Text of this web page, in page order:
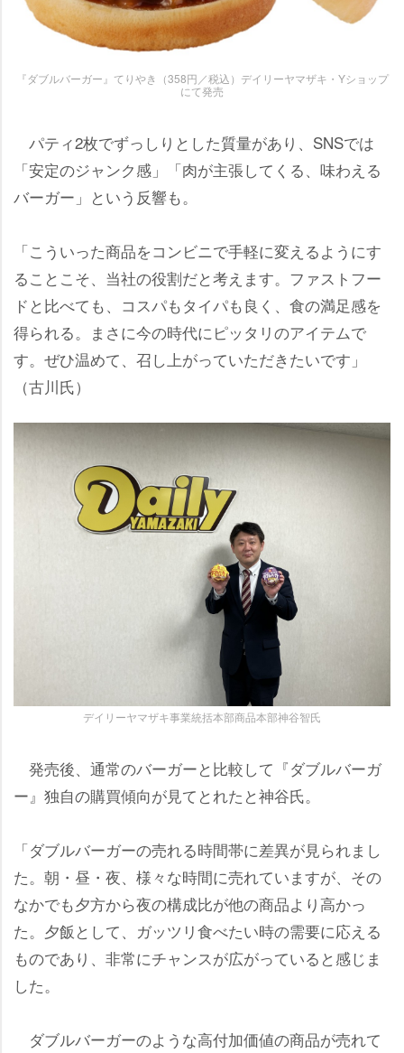
『ダブルバーガー』てりやき（358円／税込）デイリーヤマザキ・Yショップ
にて発売
パティ2枚でずっしりとした質量があり、SNSでは
「安定のジャンク感」「肉が主張してくる、味わえる
バーガー」という反響も。
「こういった商品をコンビニで手軽に変えるようにす
ることこそ、当社の役割だと考えます。ファストフー
ドと比べても、コスパもタイパも良く、食の満足感を
得られる。まさに今の時代にピッタリのアイテムで
す。ぜひ温めて、召し上がっていただきたいです」
（古川氏）
デイリーヤマザキ事業統括本部商品本部神谷智氏
発売後、通常のバーガーと比較して『ダブルバーガ
ー』独自の購買傾向が見てとれたと神谷氏。
「ダブルバーガーの売れる時間帯に差異が見られまし
た。朝・昼・夜、様々な時間に売れていますが、その
なかでも夕方から夜の構成比が他の商品より高かっ
た。夕飯として、ガッツリ食べたい時の需要に応える
ものであり、非常にチャンスが広がっていると感じま
した。
ダブルバーガーのような高付加価値の商品が売れて